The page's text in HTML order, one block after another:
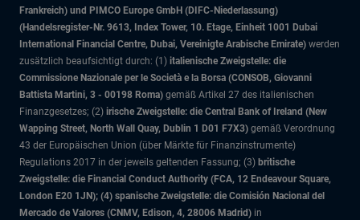
Frankreich) und PIMCO Europe GmbH (DIFC-Niederlassung)
(Handelsregister-Nr. 9613, Index Tower, 10. Etage, Einheit 1001 Dubai
International Financial Centre, Dubai, Vereinigte Arabische Emirate) werden
zusätzlich beaufsichtigt durch: (1) italienische Zweigstelle: die
Commissione Nazionale per le Società e la Borsa (CONSOB, Giovanni
Battista Martini, 3 - 00198 Roma) gemäß Artikel 27 des italienischen
Finanzgesetzes; (2) irische Zweigstelle: die Central Bank of Ireland (New
Wapping Street, North Wall Quay, Dublin 1 D01 F7X3) gemäß Verordnung
43 der Europäischen Union (über Märkte für Finanzinstrumente)
Regulations 2017 in der jeweils geltenden Fassung; (3) britische
Zweigstelle: die Financial Conduct Authority (FCA, 12 Endeavour Square,
London E20 1JN); (4) spanische Zweigstelle: die Comisión Nacional del
Mercado de Valores (CNMV, Edison, 4, 28006 Madrid) in